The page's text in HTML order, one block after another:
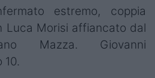
estremo, coppia
Luca Morisi affiancato dal
Mazza. Giovanni
10.